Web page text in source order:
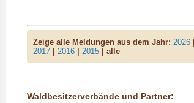
Zeige alle Meldungen aus dem Jahr: 2026|
2017| 2016| 2015| alle
Waldbesitzerverbände und Partner: